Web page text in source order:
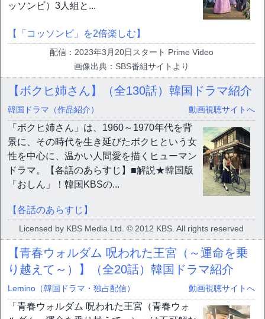
ッソンビ）3人組と...
【「コッソンビ」を2倍楽しむ】
配信：2023年3月20日スタート Prime Video
画像出典：SBS番組サイトより
【ボクヒ姉さん】（全130話）韓国ドラマ紹介
韓国ドラマ（作品紹介） 動画視聴サイトへ
「ボクヒ姉さん」は、1960～1970年代を背
景に、その時代を生き延びたボクヒという女
性を中心に、温かい人間愛を描くヒューマン
ドラマ。【各話のあらすじ】■解説★韓国版
「おしん」！韓国KBSの...
【各話のあらすじ】
Licensed by KBS Media Ltd. © 2012 KBS. All rights reserved
【青春ウォルダム 呪われた王宮（～運命を乗
り越えて～）】（全20話）韓国ドラマ紹介
Lemino（韓国ドラマ・独占配信） 動画視聴サイトへ
「青春ウォルダム 呪われた王宮（青春ウォ